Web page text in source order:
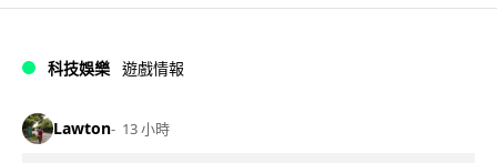
科技娛樂 遊戲情報
Lawton 13 小時